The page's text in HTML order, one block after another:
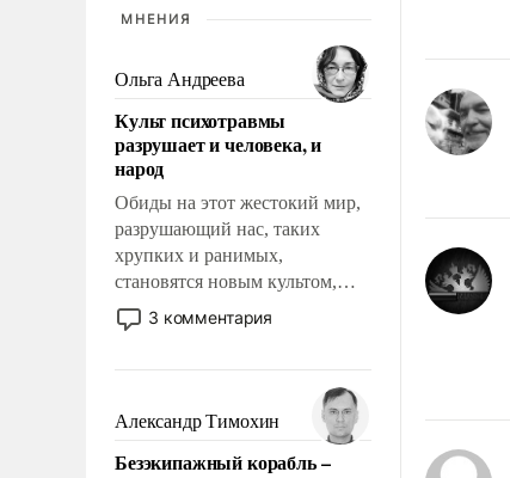
МНЕНИЯ
Ольга Андреева
Культ психотравмы
разрушает и человека, и
народ
Обиды на этот жестокий мир,
разрушающий нас, таких
хрупких и ранимых,
становятся новым культом,
постепенно вытесняя и
отменяя традиционное
мужественным и твердым под
ударами судьбы, брать на себя
ответственность, помогать
слабым, идти вперед и
3 комментария
Александр Тимохин
Безэкипажный корабль –